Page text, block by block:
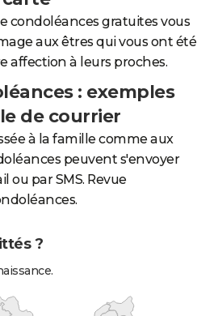
condoléances gratuites vous
aux êtres qui vous ont été
affection à leurs proches.
: exemples
de courrier
à la famille comme aux
peuvent s'envoyer
ou par SMS. Revue
?